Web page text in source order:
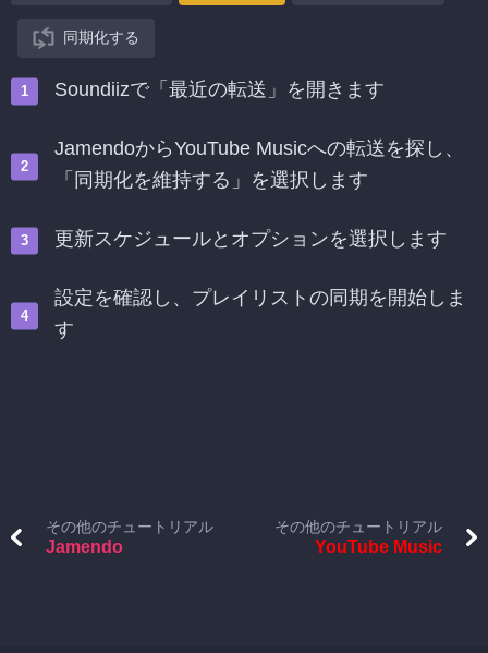
同期化する
Soundiizで「最近の転送」を開きます
JamendoからYouTube Musicへの転送を探し、
「同期化を維持する」を選択します
更新スケジュールとオプションを選択します
設定を確認し、プレイリストの同期を開始しま
す
その他のチュートリアル
Jamendo
その他のチュートリアル
YouTube Music